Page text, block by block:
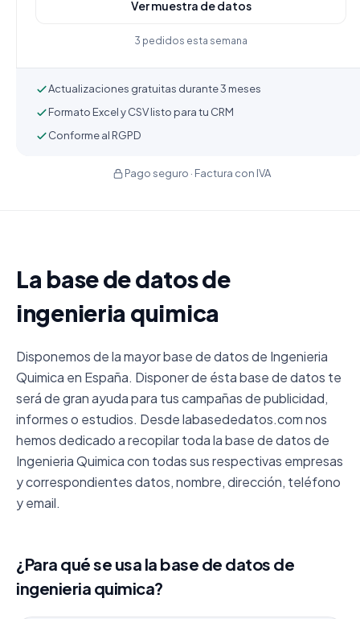
Ver muestra de datos
3 pedidos esta semana
Actualizaciones gratuitas durante 3 meses
Formato Excel y CSV listo para tu CRM
Conforme al RGPD
Pago seguro · Factura con IVA
La base de datos de
ingenieria quimica
Disponemos de la mayor base de datos de Ingenieria
Quimica en España. Disponer de ésta base de datos te
será de gran ayuda para tus campañas de publicidad,
informes o estudios. Desde labasededatos.com nos
hemos dedicado a recopilar toda la base de datos de
Ingenieria Quimica con todas sus respectivas empresas
y correspondientes datos, nombre, dirección, teléfono
y email.
¿Para qué se usa la base de datos de
ingenieria quimica?